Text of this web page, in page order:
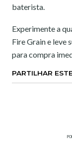
baterista.
Experimente a
Fire Grain e leve
para compra
PARTILHAR